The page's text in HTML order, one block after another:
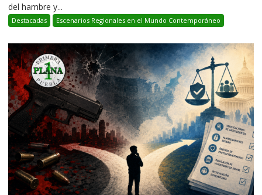
del hambre y...
Destacadas Escenarios Regionales en el Mundo Contemporáneo